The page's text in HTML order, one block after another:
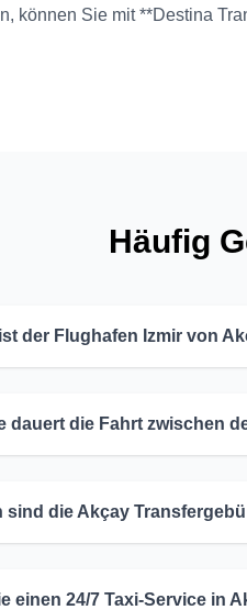
können Sie mit **Destina
Häufig
der Flughafen Izmir von
dauert die Fahrt zwischen
sind die Akçay
einen 24/7 Taxi-Service in